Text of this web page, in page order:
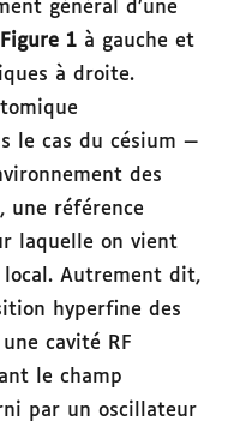
général d’une
Figure 1 à gauche et
à droite.
le cas du césium —
des
une référence
laquelle on vient
local. Autrement dit,
hyperfine des
cavité RF
le champ
par un oscillateur